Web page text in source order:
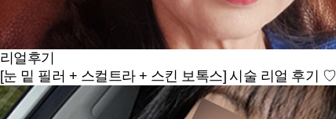
리얼후기
[눈 밑 필러 + 스컬트라 + 스킨 보톡스] 시술 리얼 후기 ♡